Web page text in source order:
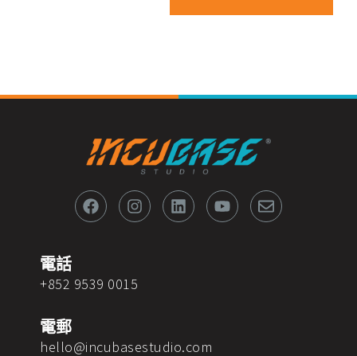
a
c
o
k
n
s
r
a
i
n
o
u
n
v
電話
+852 9539 0015
電郵
hello@incubasestudio.com